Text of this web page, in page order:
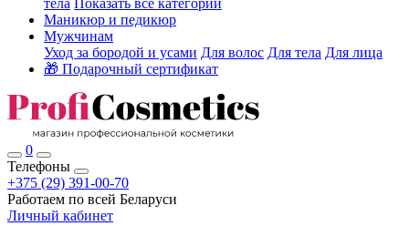
тела Показать все категории
Маникюр и педикюр
Мужчинам
Уход за бородой и усами Для волос Для тела Для лица
🎁 Подарочный сертификат
0
Телефоны
+375 (29) 391-00-70
Работаем по всей Беларуси
Личный кабинет